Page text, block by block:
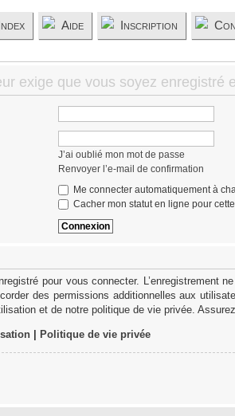
Aide Inscription
exige que vous soyez
J’ai oublié mon mot de passe
Renvoyer l’e-mail de confirmation
Me connecter automatiquement à
Cacher mon statut en ligne pour
pour vous connecter. L’enregistrement
des permissions additionnelles aux
et de notre politique de vie privée.
| Politique de vie privée